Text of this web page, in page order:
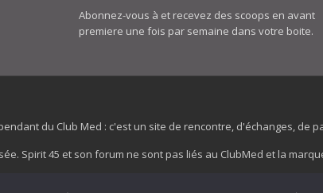
Abonnez-vous à et recevez des scoops en avant
premiere une fois par semaine dans votre boite.
du Club Med : c'est un site de rencontre, d'échanges, de
Spirit 45 et son forum ne sont pas liés au ClubMed et la